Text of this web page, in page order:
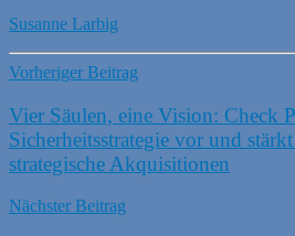
Susanne Larbig
Vorheriger Beitrag
Vier Säulen, eine Vision: Check
Sicherheitsstrategie vor und
strategische Akquisitionen
Nächster Beitrag